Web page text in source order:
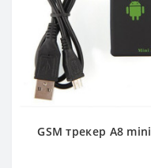
GSM трекер A8 mini